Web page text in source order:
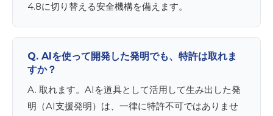
4.8に切り替える安全機構を備えます。
Q. AIを使って開発した発明でも、特許は取れま
すか？
A. 取れます。AIを道具として活用して生み出した発
明（AI支援発明）は、一律に特許不可ではありませ